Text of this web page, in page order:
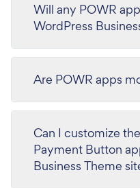
Will any POWR
WordPress
Are POWR apps
Can I customize
Payment Button
Business Theme